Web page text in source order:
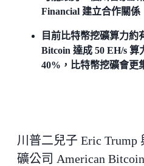
Financial 建立合作關係
目前比特幣挖礦算力約
Bitcoin 達成 50 EH/s
40%，比特幣挖礦會更
川普二兒子 Eric Trump
礦公司 American Bitcoin